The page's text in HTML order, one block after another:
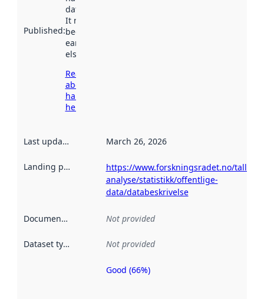
Published:
data.norge.no.
It may have
been available
earlier
elsewhere.
Read more
about
harvesting
here
Last updated March 26, 2026
Landing page
https://www.forskningsradet.no/tall-
analyse/statistikk/offentlige-
data/databeskrivelse
Documentation Not provided
Dataset type Not provided
Metadata
Good (66%)